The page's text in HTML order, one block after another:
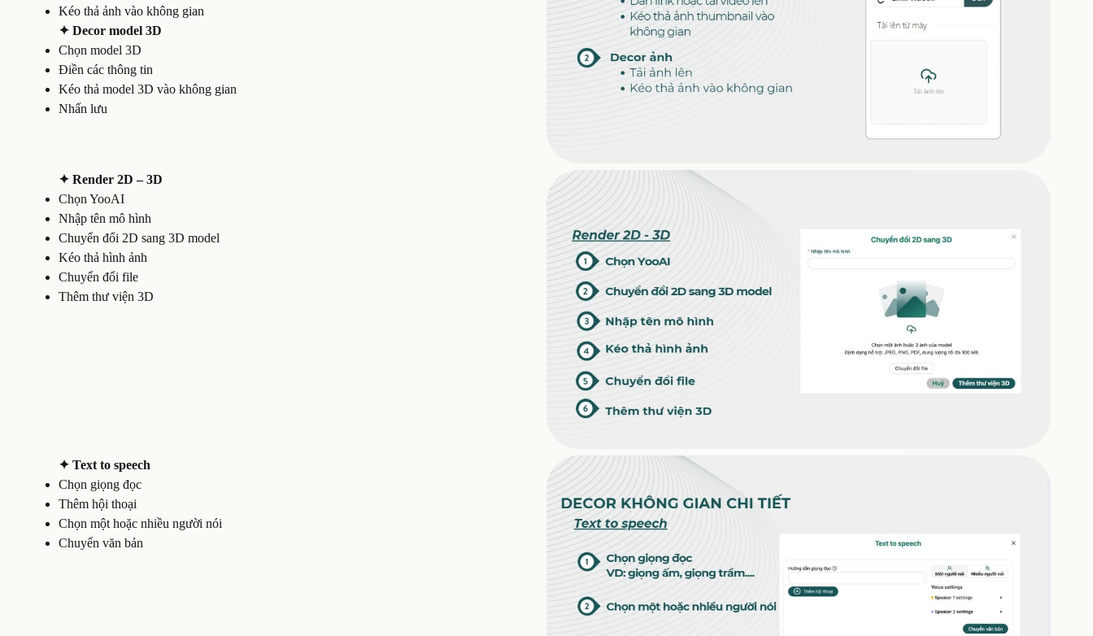
Kéo thả ảnh vào không gian
✦ Decor model 3D
Chọn model 3D
Điền các thông tin
Kéo thả model 3D vào không gian
Nhấn lưu
✦ Render 2D – 3D
Chọn YooAI
Nhập tên mô hình
Chuyển đổi 2D sang 3D model
Kéo thả hình ảnh
Chuyển đổi file
Thêm thư viện 3D
✦ Text to speech
Chọn giọng đọc
Thêm hội thoại
Chọn một hoặc nhiều người nói
Chuyển văn bản